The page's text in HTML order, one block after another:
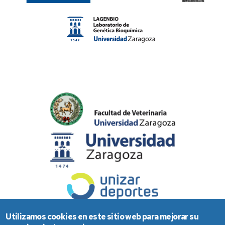
Utilizamos cookies en este sitio web para mejorar su